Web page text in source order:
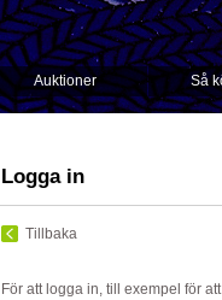
Auktioner Så
Logga in
Tillbaka
För att logga in, till exempel för